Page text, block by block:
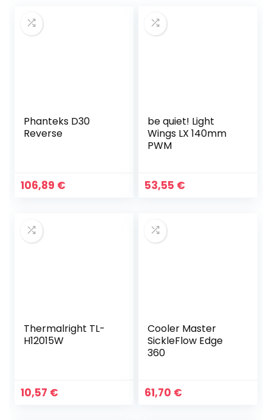
Phanteks D30
Reverse
106,89 €
be quiet! Light
Wings LX 140mm
PWM
53,55 €
Thermalright TL-
H12015W
10,57 €
Cooler Master
SickleFlow Edge
360
61,70 €